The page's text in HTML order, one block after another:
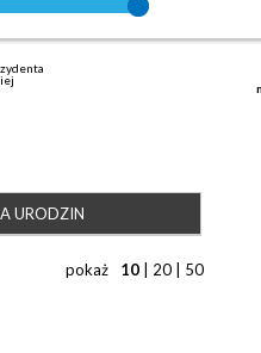
URODZIN
pokaż 10 20 50